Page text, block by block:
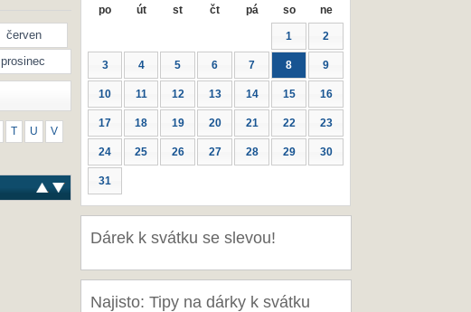
červen
prosinec
T U V
po út st čt pá so ne
1 2
3 4 5 6 7 8 9
10 11 12 13 14 15 16
17 18 19 20 21 22 23
24 25 26 27 28 29 30
31
Dárek k svátku se slevou!
Najisto: Tipy na dárky k svátku